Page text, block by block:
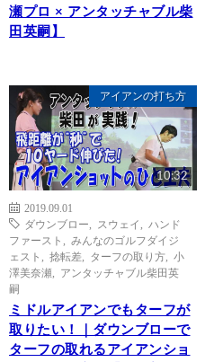
瀬プロ × アンタッチャブル柴
田英嗣】
アイアンの打ち方
10:32
2019.09.01
ダウンブロー
スウェイ
ハンド
ファースト
みんなのゴルフダイジ
ェスト
捻転差 ターフの取り方
小
澤美奈瀬
アンタッチャブル柴田英
嗣
ミドルアイアンでもターフが
取りたい！｜ダウンブローで
ターフの取れるアイアンショ